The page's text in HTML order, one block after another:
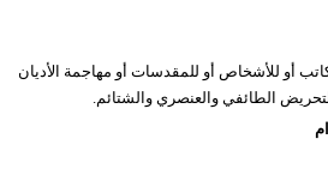
أو للأشخاص أو للمقدسات أو مهاجمة الأديان
الطائفي والعنصري والشتائم.